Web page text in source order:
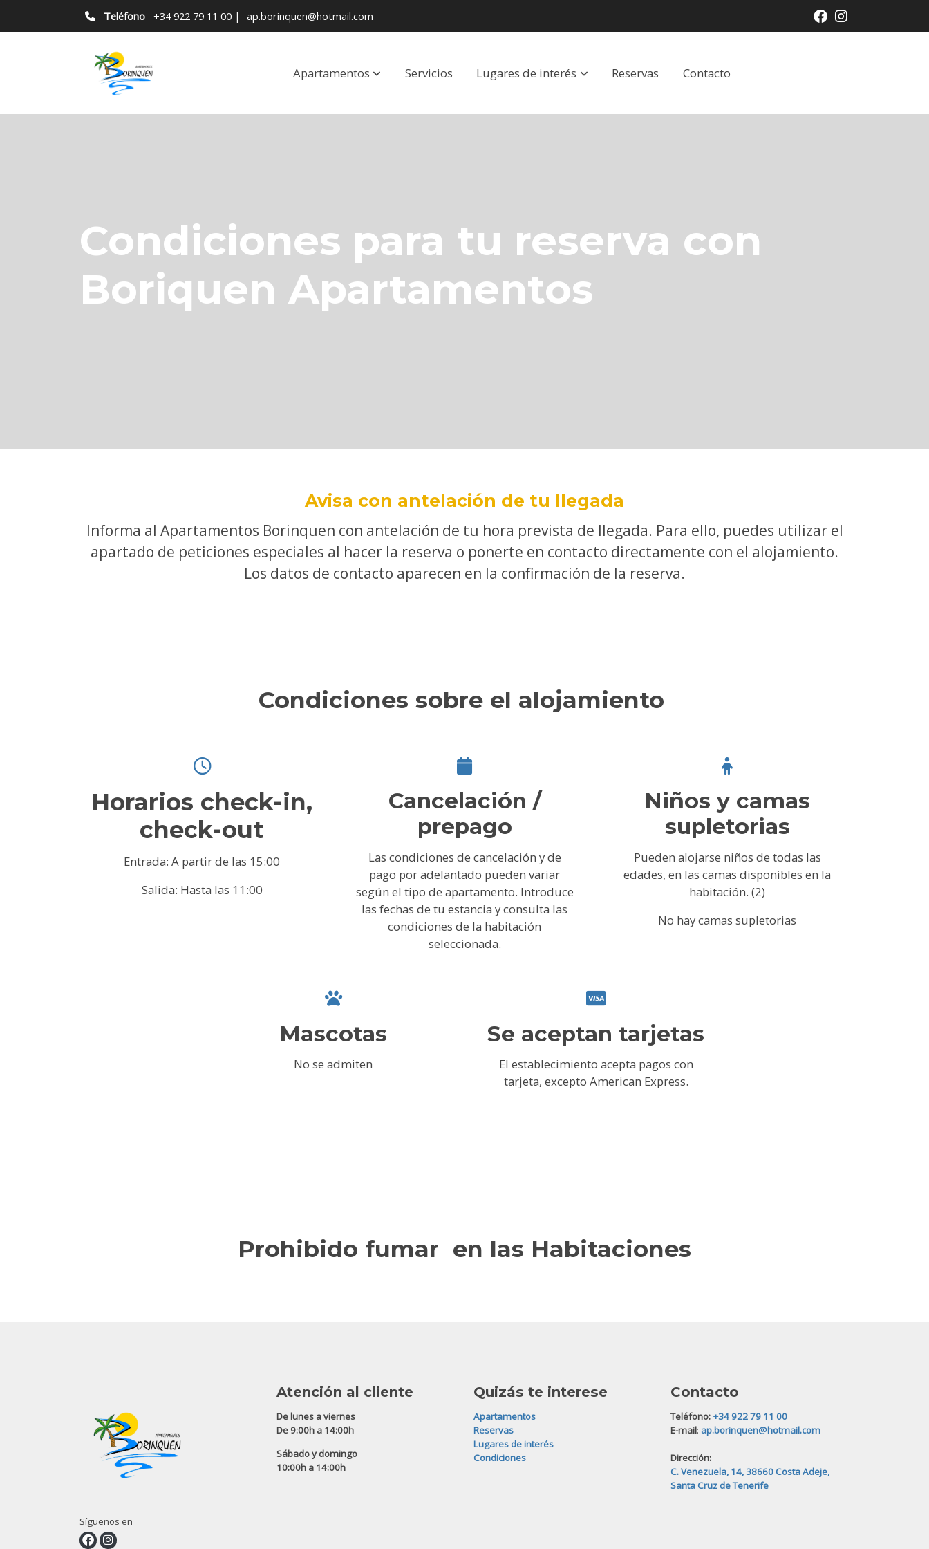
Teléfono +34 922 79 11 00 | ap.borinquen@hotmail.com
Apartamentos Servicios Lugares de interés Reservas Contacto
Condiciones para tu reserva con
Boriquen Apartamentos
Avisa con antelación de tu llegada
Informa al Apartamentos Borinquen con antelación de tu hora prevista de llegada. Para ello, puedes utilizar el
apartado de peticiones especiales al hacer la reserva o ponerte en contacto directamente con el alojamiento.
Los datos de contacto aparecen en la confirmación de la reserva.
Condiciones sobre el alojamiento
Horarios check-in,
check-out
Entrada: A partir de las 15:00
Salida: Hasta las 11:00
Cancelación /
prepago
Las condiciones de cancelación y de
pago por adelantado pueden variar
según el tipo de apartamento. Introduce
las fechas de tu estancia y consulta las
condiciones de la habitación
seleccionada.
Niños y camas
supletorias
Pueden alojarse niños de todas las
edades, en las camas disponibles en la
habitación. (2)
No hay camas supletorias
Mascotas
No se admiten
Se aceptan tarjetas
El establecimiento acepta pagos con
tarjeta, excepto American Express.
Prohibido fumar en las Habitaciones
Síguenos en
Atención al cliente
De lunes a viernes
De 9:00h a 14:00h
Sábado y domingo
10:00h a 14:00h
Quizás te interese
Apartamentos
Reservas
Lugares de interés
Condiciones
Contacto
Teléfono: +34 922 79 11 00
E-mail: ap.borinquen@hotmail.com
Dirección:
C. Venezuela, 14, 38660 Costa Adeje,
Santa Cruz de Tenerife